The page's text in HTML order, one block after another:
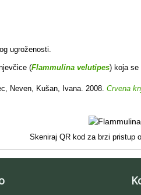
ugroženosti
(Flammulina velutipes) koja se
Neven, Kušan, Ivana. 2008. Crvena
Skeniraj QR kod za brzi pristup